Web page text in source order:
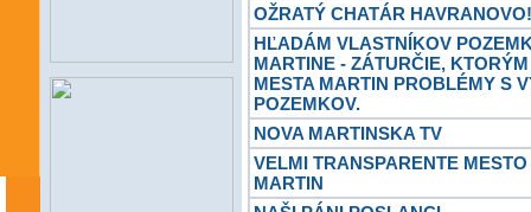
OŽRATÝ CHATÁR
HĽADÁM VLASTNÍKOV
MARTINE - ZÁTURČIE,
MESTA MARTIN PROBLÉMY S
POZEMKOV.
NOVA MARTINSKA TV
VELMI TRANSPARENTE
MARTIN